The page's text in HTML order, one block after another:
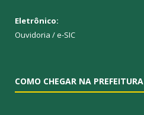
Eletrônico:
Ouvidoria /e-SIC
COMO CHEGAR NA PREFEITURA